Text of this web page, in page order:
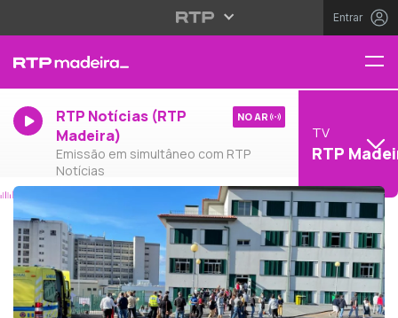
Entrar
RTP Notícias (RTP
Madeira)
Emissão em simultâneo com RTP
Notícias
NO AR
TV
RTP